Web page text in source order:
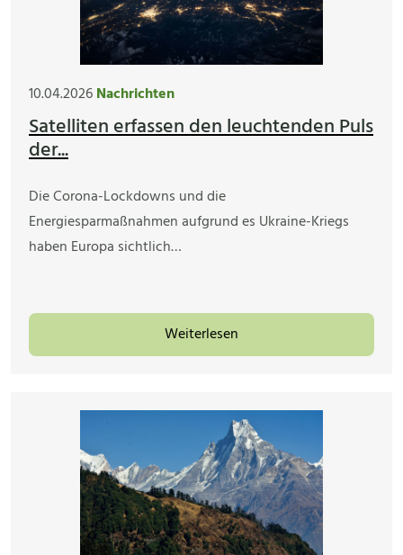
10.04.2026Nachrichten
Satelliten erfassen den leuchtenden Puls
der...
Die Corona-Lockdowns und die
Energiesparmaßnahmen aufgrund es Ukraine-Kriegs
haben Europa sichtlich…
Weiterlesen